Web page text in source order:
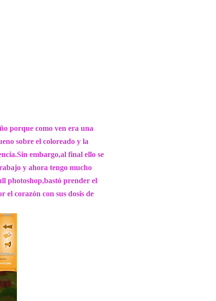
porque como ven era una
sobre el coloreado y la
embargo,al final ello se
y ahora tengo mucho
photoshop,bastó prender el
corazón con sus dosis de